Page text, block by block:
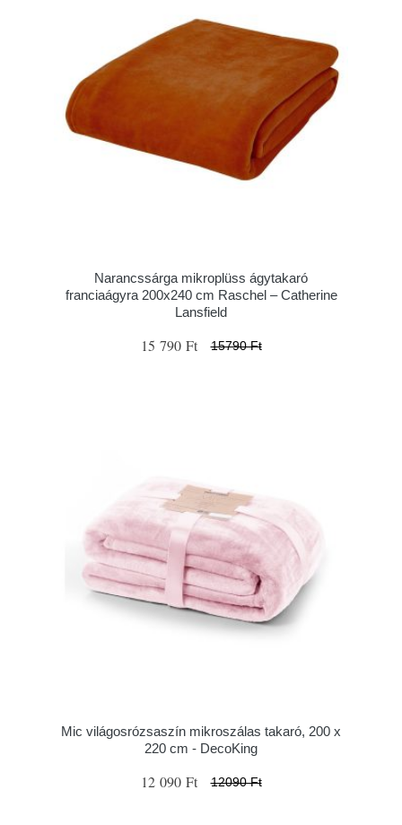
Narancssárga mikroplüss ágytakaró
franciaágyra 200x240 cm Raschel – Catherine
Lansfield
15 790 Ft 15790 Ft
Mic világosrózsaszín mikroszálas takaró, 200 x
220 cm - DecoKing
12 090 Ft 12090 Ft